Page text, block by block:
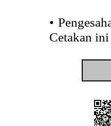
•
Cetakan